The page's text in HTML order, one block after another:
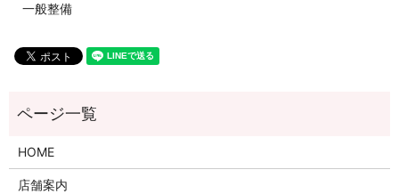
一般整備
HOME
店舗案内